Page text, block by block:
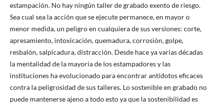
estampación. No hay ningún taller de grabado exento de riesgo.
Sea cual sea la acción que se ejecute permanece, en mayor o
menor medida, un peligro en cualquiera de sus versiones: corte,
apresamiento, intoxicación, quemadura, corrosión, golpe,
resbalón, salpicadura, distracción. Desde hace ya varias décadas
la mentalidad de la mayoría de los estampadores y las
instituciones ha evolucionado para encontrar antídotos eficaces
contra la peligrosidad de sus talleres. Lo sostenible en grabado no
puede mantenerse ajeno a todo esto ya que la sostenibilidad es